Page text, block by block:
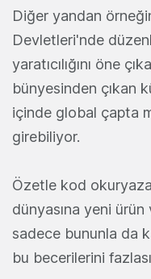
Diğer yandan
Devletleri'nde
yaratıcılığını öne
bünyesinden çıkan
içinde global çapta
girebiliyor.
Özetle kod
dünyasına yeni
sadece bununla da
bu becerilerini